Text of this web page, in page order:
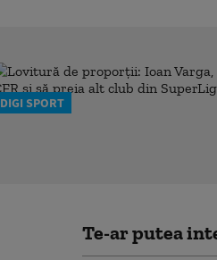
DIGI SPORT
Te-ar putea